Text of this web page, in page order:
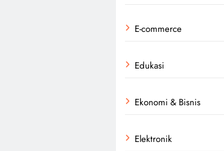
E-commerce
Edukasi
Ekonomi & Bisnis
Elektronik